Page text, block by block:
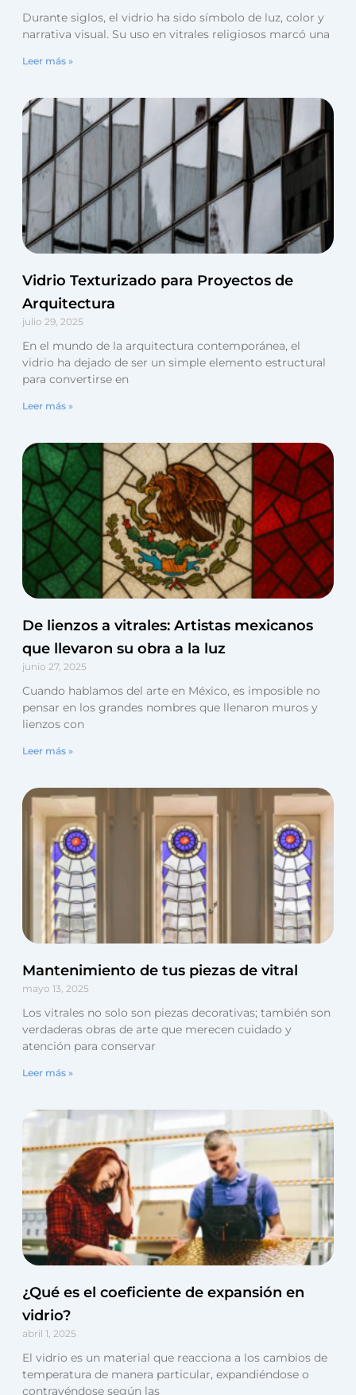
Durante siglos, el vidrio ha sido símbolo de luz, color y
narrativa visual. Su uso en vitrales religiosos marcó una
Leer más »
Vidrio Texturizado para Proyectos de
Arquitectura
julio 29, 2025
En el mundo de la arquitectura contemporánea, el
vidrio ha dejado de ser un simple elemento estructural
para convertirse en
Leer más »
De lienzos a vitrales: Artistas mexicanos
que llevaron su obra a la luz
junio 27, 2025
Cuando hablamos del arte en México, es imposible no
pensar en los grandes nombres que llenaron muros y
lienzos con
Leer más »
Mantenimiento de tus piezas de vitral
mayo 13, 2025
Los vitrales no solo son piezas decorativas; también son
verdaderas obras de arte que merecen cuidado y
atención para conservar
Leer más »
¿Qué es el coeficiente de expansión en
vidrio?
abril 1, 2025
El vidrio es un material que reacciona a los cambios de
temperatura de manera particular, expandiéndose o
contrayéndose según las